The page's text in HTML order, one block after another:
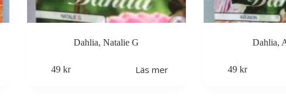
Dahlia, Natalie G
49 kr Läs mer
Dahlia,
49 kr